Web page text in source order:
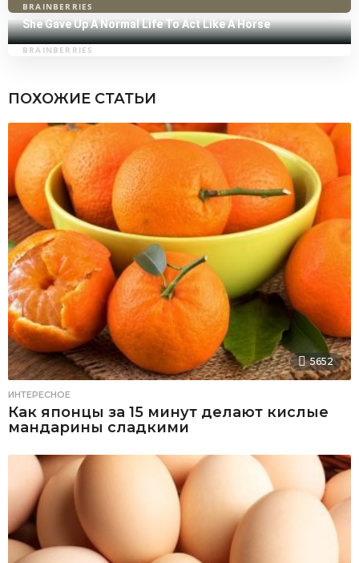
ПОХОЖИЕ СТАТЬИ
5652
ИНТЕРЕСНОЕ
Как японцы за 15 минут делают кислые
мандарины сладкими